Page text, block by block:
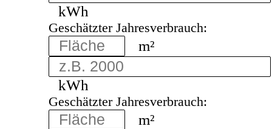
kWh
Geschätzter Jahresverbrauch:
m²
kWh
Geschätzter Jahresverbrauch:
m²